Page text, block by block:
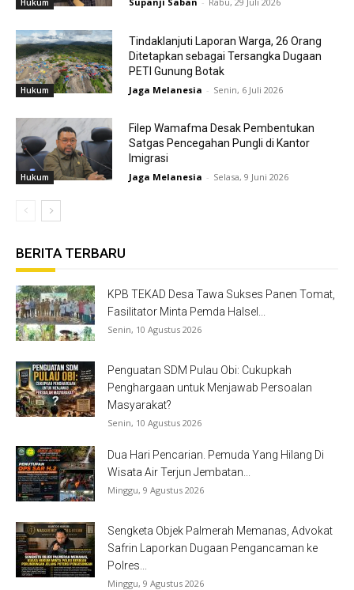
Hukum
Hukum
Tindaklanjuti Laporan Warga, 26 Orang
Ditetapkan sebagai Tersangka Dugaan
PETI Gunung Botak
Jaga Melanesia - Senin, 6 Juli 2026
Hukum
Filep Wamafma Desak Pembentukan
Satgas Pencegahan Pungli di Kantor
Imigrasi
Jaga Melanesia - Selasa, 9 Juni 2026
BERITA TERBARU
KPB TEKAD Desa Tawa Sukses Panen Tomat,
Fasilitator Minta Pemda Halsel...
Senin, 10 Agustus 2026
Penguatan SDM Pulau Obi: Cukupkah
Penghargaan untuk Menjawab Persoalan
Masyarakat?
Senin, 10 Agustus 2026
Dua Hari Pencarian. Pemuda Yang Hilang Di
Wisata Air Terjun Jembatan...
Minggu, 9 Agustus 2026
Sengketa Objek Palmerah Memanas, Advokat
Safrin Laporkan Dugaan Pengancaman ke
Polres...
Minggu, 9 Agustus 2026